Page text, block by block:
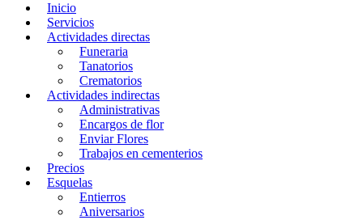
Inicio
Servicios
Actividades directas
Funeraria
Tanatorios
Crematorios
Actividades indirectas
Administrativas
Encargos de flor
Enviar Flores
Trabajos en cementerios
Precios
Esquelas
Entierros
Aniversarios